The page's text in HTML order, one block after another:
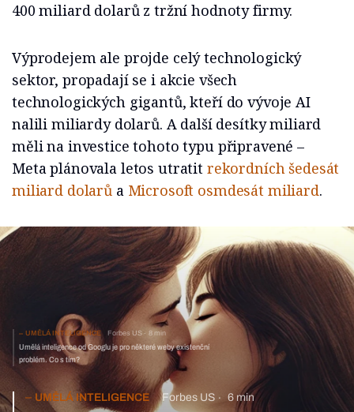
400 miliard dolarů z tržní hodnoty firmy.
Výprodejem ale projde celý technologický
sektor, propadají se i akcie všech
technologických gigantů, kteří do vývoje AI
nalili miliardy dolarů. A další desítky miliard
měli na investice tohoto typu připravené –
Meta plánovala letos utratit rekordních šedesát
miliard dolarůa Microsoft osmdesát miliard.
UMĚLÁ INTELIGENCE Forbes US 8 min
Umělá inteligence od Googlu je pro některé weby existenční
problém. Co s tím?
UMĚLÁ INTELIGENCE Forbes US 6 min